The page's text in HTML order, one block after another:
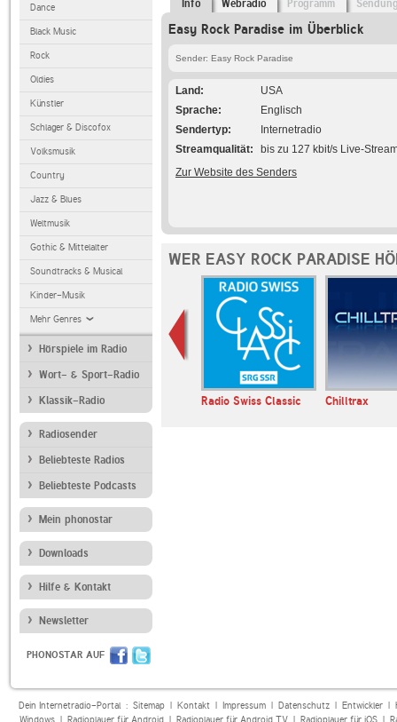
Dance
Black Music
Rock
Oldies
Künstler
Schlager & Discofox
Volksmusik
Country
Jazz & Blues
Weltmusik
Gothic & Mittelalter
Soundtracks & Musical
Kinder-Musik
Mehr Genres
Hörspiele im Radio
Wort- & Sport-Radio
Klassik-Radio
Radiosender
Beliebteste Radios
Beliebteste Podcasts
Mein phonostar
Downloads
Hilfe & Kontakt
Newsletter
PHONOSTAR AUF
Info Webradio Programm
Easy Rock Paradise im Überblick
Sender: Easy Rock Paradise
Land
USA
Sprache
Englisch
Sendertyp
Internetradio
Streamqualität
bis zu 127 kbit/s Live-
Zur Website des Senders
WER EASY ROCK PARADISE
3MP Easy Hits Radio Swiss Classic Chilltrax
Dein Internetradio-Portal : Sitemap| Kontakt| Impressum| Datenschutz| Entwickler|